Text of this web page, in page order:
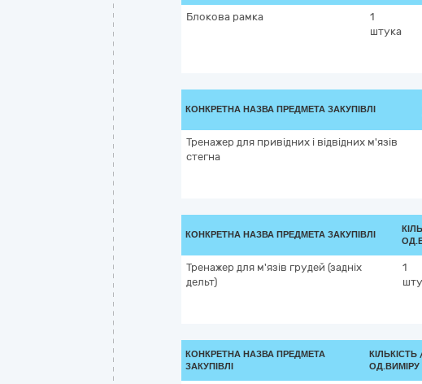
Блокова рамка
1
штука
КОНКРЕТНА НАЗВА ПРЕДМЕТА ЗАКУПІВЛІ
Тренажер для привідних і відвідних м'язів
стегна
КОНКРЕТНА НАЗВА ПРЕДМЕТА ЗАКУПІВЛІ
Тренажер для м'язів грудей (задніх
дельт)
1
КОНКРЕТНА НАЗВА ПРЕДМЕТА
ЗАКУПІВЛІ
КІЛЬКІСТЬ
ОД.ВИМІРУ